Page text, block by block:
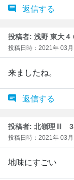
返信する
投稿者: 浅野 東大４
投稿日時：2021年 03
来ましたね。
返信する
投稿者: 北嶺理Ⅲ 3
投稿日時：2021年 03
地味にすごい